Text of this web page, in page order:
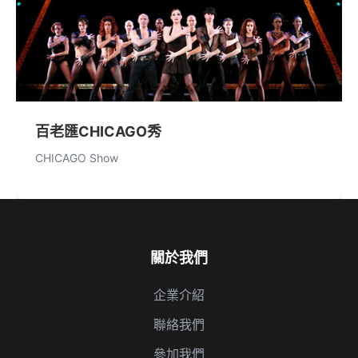
百老匯CHICAGO秀
CHICAGO Show
關於我們
企業介紹
聯絡我們
參加我們